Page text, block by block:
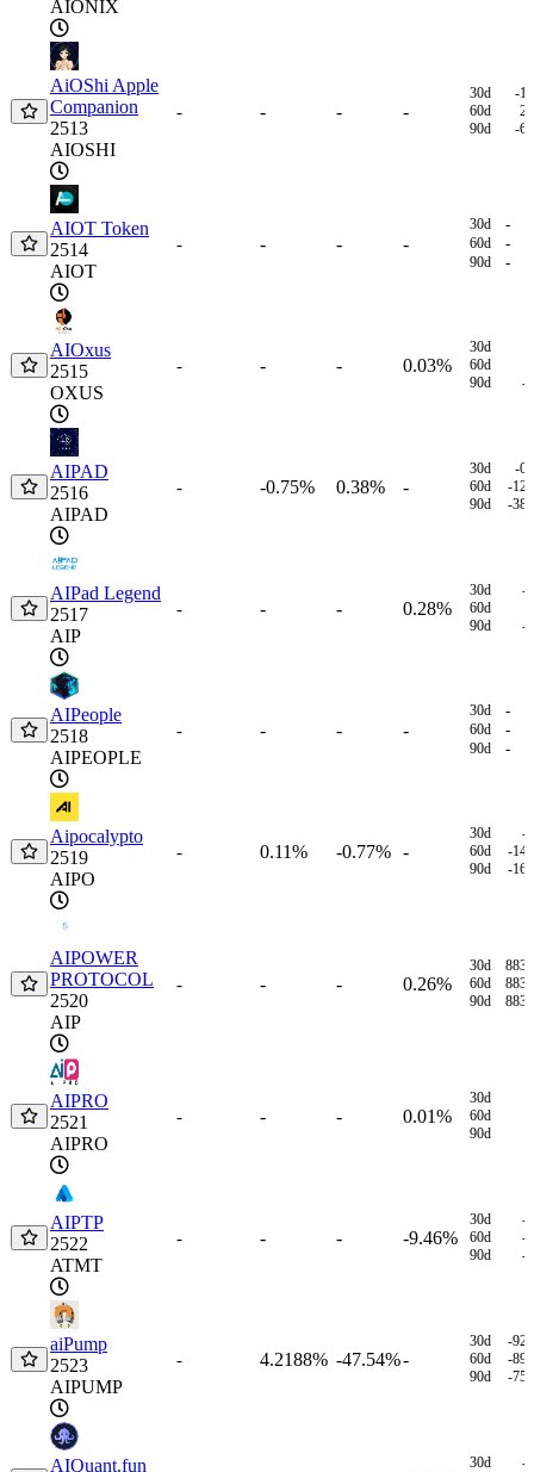
AIONIX
AiOShi Apple
Companion
2513
AIOSHI
- - - -
30d
-
60d
90d
-
AIOT Token
2514
AIOT
- - - -
30d -
60d -
90d -
AIOxus
2515
OXUS
- - - 0.03%
30d
60d
90d
-
AIPAD
2516
AIPAD
- -0.75% 0.38% -
30d
-
60d
-
90d
-
AIPad Legend
2517
AIP
- - - 0.28%
30d
-
60d
90d
-
AIPeople
2518
AIPEOPLE
- - - -
30d -
60d -
90d -
Aipocalypto
2519
AIPO
- 0.11% -0.77% -
30d
-
60d
-
90d
-
AIPOWER
PROTOCOL
2520
AIP
- - - 0.26%
30d
60d
90d
AIPRO
2521
AIPRO
- - - 0.01%
30d
60d
90d
AIPTP
2522
ATMT
- - - -9.46%
30d
-
60d
-
90d
-
aiPump
2523
AIPUMP
- 4.2188% -47.54%-
30d
-
60d
-
90d
-
AIQuant.fun
30d
-